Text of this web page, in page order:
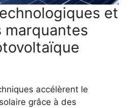
et
marquantes
accélèrent le
grâce à des